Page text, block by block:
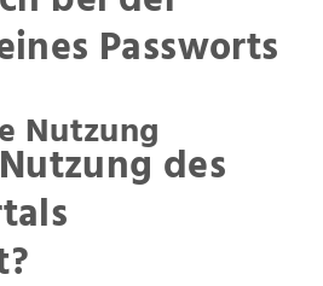
Passworts
Nutzung
des